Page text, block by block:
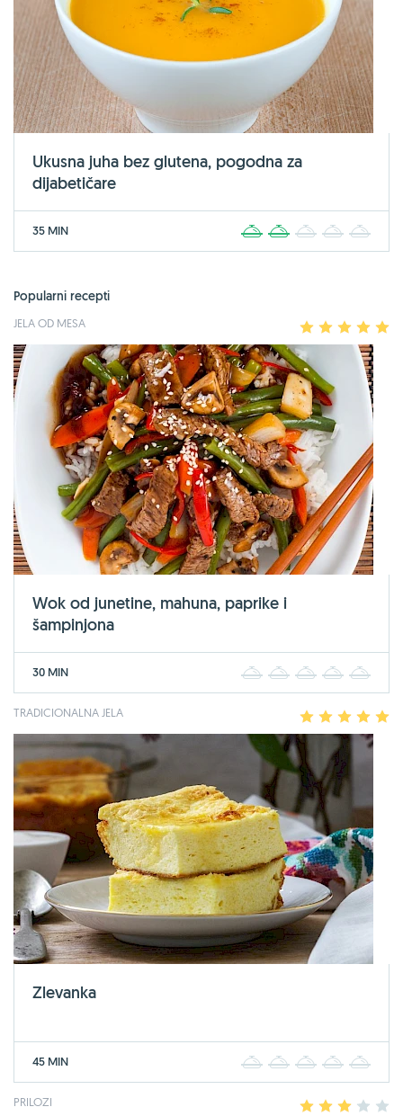
Ukusna juha bez glutena, pogodna za
dijabetičare
35 MIN 2 3 4
Popularni recepti
JELA OD MESA 2 3 4
Wok od junetine, mahuna, paprike i
šampinjona
30 MIN 2 3 4
TRADICIONALNA JELA 2 3 4
Zlevanka
45 MIN 2 3 4
PRILOZI 2 3 4